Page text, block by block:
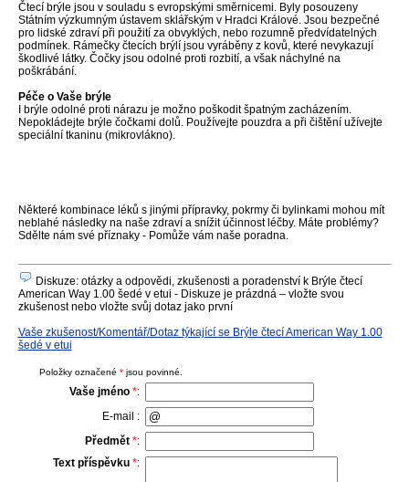
Čtecí brýle jsou v souladu s evropskými směrnicemi. Byly posouzeny
Státním výzkumným ústavem sklářským v Hradci Králové. Jsou bezpečné
pro lidské zdraví při použití za obvyklých, nebo rozumně předvídatelných
podmínek. Rámečky čtecích brýlí jsou vyráběny z kovů, které nevykazují
škodlivé látky. Čočky jsou odolné proti rozbití, a však náchylné na
poškrábání.
Péče o Vaše brýle
I brýle odolné proti nárazu je možno poškodit špatným zacházením.
Nepokládejte brýle čočkami dolů. Používejte pouzdra a při čištění užívejte
speciální tkaninu (mikrovlákno).
Některé kombinace léků s jinými přípravky, pokrmy či bylinkami mohou mít
neblahé následky na naše zdraví a snížit účinnost léčby. Máte problémy?
Sdělte nám své příznaky - Pomůže vám naše poradna.
Diskuze: otázky a odpovědi, zkušenosti a poradenství k Brýle čtecí
American Way 1.00 šedé v etui - Diskuze je prázdná – vložte svou
zkušenost nebo vložte svůj dotaz jako první
Vaše zkušenost/Komentář/Dotaz týkající se Brýle čtecí American Way 1.00
šedé v etui
Položky označené * jsou povinné.
Vaše jméno *:
E-mail :
Předmět *:
Text příspěvku *: